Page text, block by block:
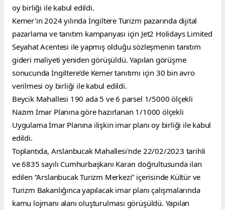
oy birliği ile kabul edildi.
Kemer'in 2024 yılında İngiltere Turizm pazarında dijital
pazarlama ve tanıtım kampanyası için Jet2 Holidays Limited
Seyahat Acentesi ile yapmış olduğu sözleşmenin tanıtım
gideri maliyeti yeniden görüşüldü. Yapılan görüşme
sonucunda İngiltere'de Kemer tanıtımı için 30 bin avro
verilmesi oy birliği ile kabul edildi.
Beycik Mahallesi 190 ada 5 ve 6 parsel 1/5000 ölçekli
Nazım İmar Planına göre hazırlanan 1/1000 ölçekli
Uygulama İmar Planına ilişkin imar planı oy birliği ile kabul
edildi.
Toplantıda, Arslanbucak Mahallesi'nde 22/02/2023 tarihli
ve 6835 sayılı Cumhurbaşkanı Kararı doğrultusunda ilan
edilen “Arslanbucak Turizm Merkezi” içerisinde Kültür ve
Turizm Bakanlığınca yapılacak imar planı çalışmalarında
kamu lojmanı alanı oluşturulması görüşüldü. Yapılan